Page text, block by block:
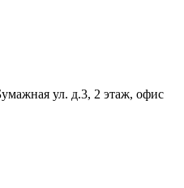
ул. д.3, 2 этаж, офис